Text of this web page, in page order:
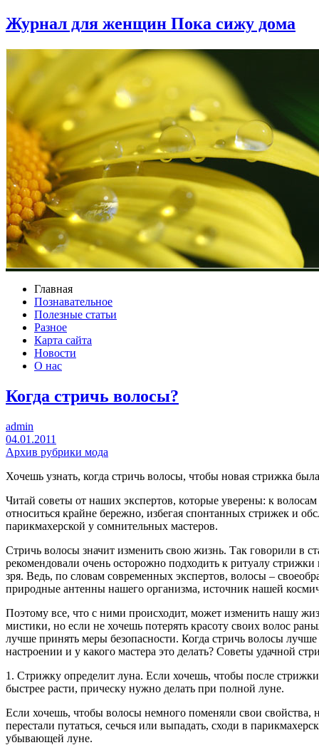
Журнал для женщин Пока сижу дома
Главная
Познавательное
Полезные статьи
Разное
Карта сайта
Новости
О нас
Когда стричь волосы?
admin
04.01.2011
Архив рубрики мода
Хочешь узнать, когда стричь волосы, чтобы новая стрижка
Читай советы от наших экспертов, которые уверены: к
относиться крайне бережно, избегая спонтанных стрижек и
парикмахерской у сомнительных мастеров.
Стричь волосы значит изменить свою жизнь. Так говорили в
рекомендовали очень осторожно подходить к ритуалу
зря. Ведь, по словам современных экспертов, волосы –
природные антенны нашего организма, источник нашей
Поэтому все, что с ними происходит, может изменить нашу
мистики, но если не хочешь потерять красоту своих волос
лучше принять меры безопасности. Когда стричь волосы лучше
настроении и у какого мастера это делать? Советы удачной
1. Стрижку определит луна. Если хочешь, чтобы после
быстрее расти, прическу нужно делать при полной луне.
Если хочешь, чтобы волосы немного поменяли свои свойства,
перестали путаться, сечься или выпадать, сходи в
убывающей луне.